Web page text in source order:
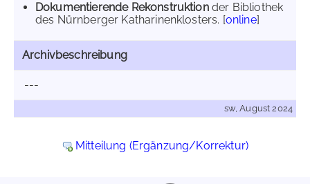
Dokumentierende Rekonstruktion der Bibliothek
des Nürnberger Katharinenklosters. [online]
Archivbeschreibung
---
sw, August 2024
Mitteilung (Ergänzung/Korrektur)